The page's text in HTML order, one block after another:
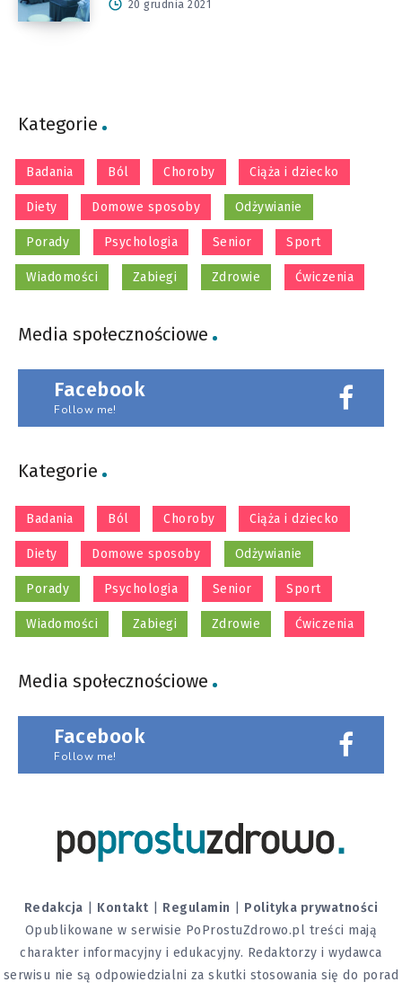
20 grudnia 2021
Kategorie
Badania Ból Choroby Ciąża i dziecko
Diety Domowe sposoby Odżywianie
Porady Psychologia Senior Sport
Wiadomości Zabiegi Zdrowie Ćwiczenia
Media społecznościowe
Facebook
Follow me!
Kategorie
Badania Ból Choroby Ciąża i dziecko
Diety Domowe sposoby Odżywianie
Porady Psychologia Senior Sport
Wiadomości Zabiegi Zdrowie Ćwiczenia
Media społecznościowe
Facebook
Follow me!
Redakcja Kontakt Regulamin
Polityka prywatności
Opublikowane w serwisie PoProstuZdrowo.pl treści mają
charakter informacyjny i edukacyjny. Redaktorzy i wydawca
serwisu nie są odpowiedzialni za skutki stosowania się do porad